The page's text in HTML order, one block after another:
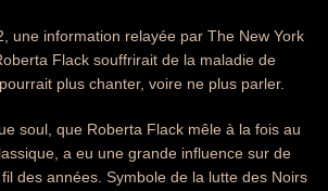
une information relayée par The New York
Flack souffrirait de la maladie de
plus chanter, voire ne plus parler.
soul, que Roberta Flack mêle à la fois au
a eu une grande influence sur de
des années. Symbole de la lutte des Noirs